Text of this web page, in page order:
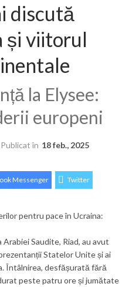
discută
și viitorul
la Elysee:
europeni
Publicat în 18 feb., 2025
Messenger Twitter
pentru pace în Ucraina:
Saudite, Riad, au avut
Statelor Unite și ai
Întâlnirea, desfășurată fără
peste patru ore și jumătate